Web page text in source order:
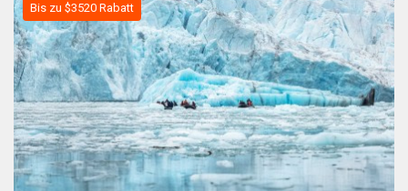
Bis zu $3520 Rabatt